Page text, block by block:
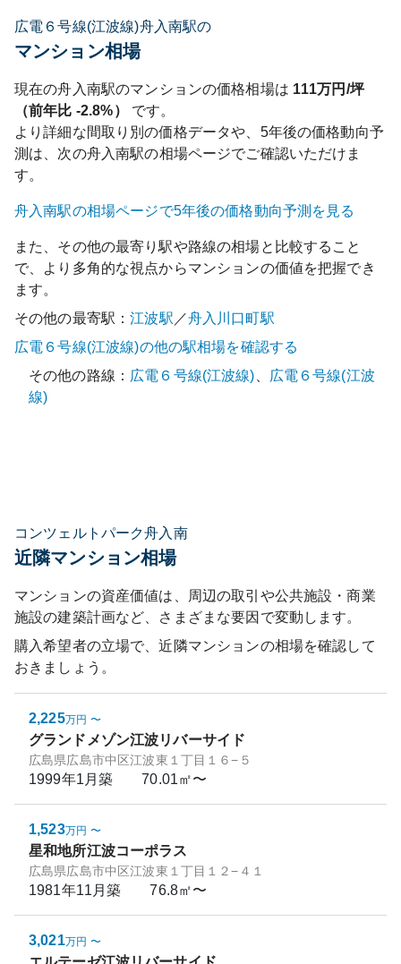
広電６号線(江波線)舟入南駅の
マンション相場
現在の舟入南駅のマンションの価格相場は 111万円/坪
（前年比 -2.8%）
です。
より詳細な間取り別の価格データや、5年後の価格動向予
測は、次の舟入南駅の相場ページでご確認いただけま
す。
舟入南駅の相場ページで5年後の価格動向予測を見る
また、その他の最寄り駅や路線の相場と比較すること
で、より多角的な視点からマンションの価値を把握でき
ます。
その他の最寄駅：江波駅 ／舟入川口町駅
広電６号線(江波線)の他の駅相場を確認する
その他の路線： 広電６号線(江波線)
広電６号線(江波
線)
コンツェルトパーク舟入南
近隣マンション相場
マンションの資産価値は、周辺の取引や公共施設・商業
施設の建築計画など、さまざまな要因で変動します。
購入希望者の立場で、近隣マンションの相場を確認して
おきましょう。
2,225万円 〜
グランドメゾン江波リバーサイド
広島県広島市中区江波東１丁目１６−５
1999年1月築 70.01㎡〜
1,523万円 〜
星和地所江波コーポラス
広島県広島市中区江波東１丁目１２−４１
1981年11月築 76.8㎡〜
3,021万円 〜